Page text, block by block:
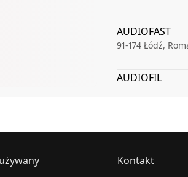
AUDIOFAST
91-174 Łódź,
AUDIOFIL
65-019 Zielona
AUDIOSFERA.EU
70-460 Szczecin
Kontakt